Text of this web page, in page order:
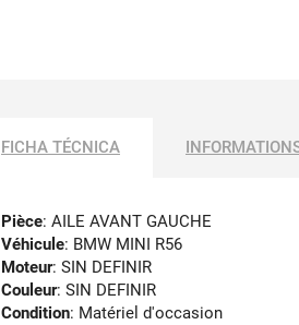
FICHA TÉCNICA
Pièce: AILE AVANT GAUCHE
Véhicule: BMW MINI R56
Moteur: SIN DEFINIR
Couleur: SIN DEFINIR
Condition: Matériel d'occasion